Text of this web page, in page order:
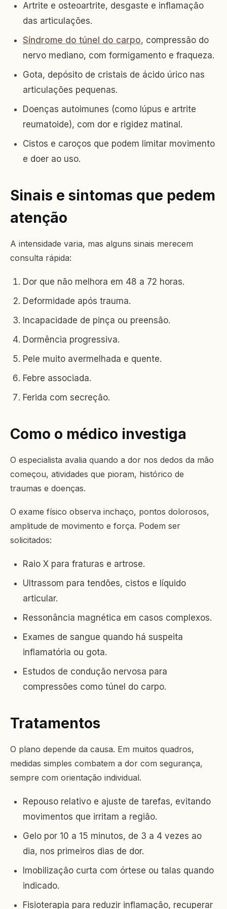
Artrite e osteoartrite, desgaste e inflamação
das articulações.
Síndrome do túnel do carpo, compressão do
nervo mediano, com formigamento e fraqueza.
Gota, depósito de cristais de ácido úrico nas
articulações pequenas.
Doenças autoimunes (como lúpus e artrite
reumatoide), com dor e rigidez matinal.
Cistos e caroços que podem limitar movimento
e doer ao uso.
Sinais e sintomas que pedem
atenção
A intensidade varia, mas alguns sinais merecem
consulta rápida:
Dor que não melhora em 48 a 72 horas.
Deformidade após trauma.
Incapacidade de pinça ou preensão.
Dormência progressiva.
Pele muito avermelhada e quente.
Febre associada.
Ferida com secreção.
Como o médico investiga
O especialista avalia quando a dor nos dedos da mão
começou, atividades que pioram, histórico de
traumas e doenças.
O exame físico observa inchaço, pontos dolorosos,
amplitude de movimento e força. Podem ser
solicitados:
Raio X para fraturas e artrose.
Ultrassom para tendões, cistos e líquido
articular.
Ressonância magnética em casos complexos.
Exames de sangue quando há suspeita
inflamatória ou gota.
Estudos de condução nervosa para
compressões como túnel do carpo.
Tratamentos
O plano depende da causa. Em muitos quadros,
medidas simples combatem a dor com segurança,
sempre com orientação individual.
Repouso relativo e ajuste de tarefas, evitando
movimentos que irritam a região.
Gelo por 10 a 15 minutos, de 3 a 4 vezes ao
dia, nos primeiros dias de dor.
Imobilização curta com órtese ou talas quando
indicado.
Fisioterapia para reduzir inflamação, recuperar